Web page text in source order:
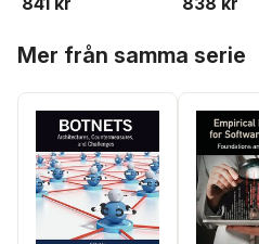
Mer från samma serie